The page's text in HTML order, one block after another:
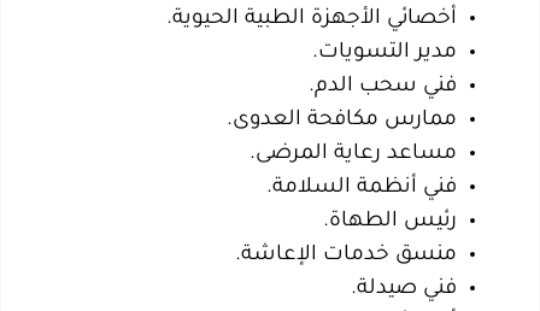
أخصائي الأجهزة الطبية الحيوية.
مدير التسويات.
فني سحب الدم.
ممارس مكافحة العدوى.
مساعد رعاية المرضى.
فني أنظمة السلامة.
رئيس الطهاة.
منسق خدمات الإعاشة.
فني صيدلة.